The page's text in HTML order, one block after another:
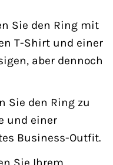
Sie den Ring mit
T-Shirt und einer
aber dennoch
Sie den Ring zu
und einer
Business-Outfit.
Sie Ihrem